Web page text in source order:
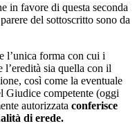
in favore di questa seconda
del sottoscritto sono da
l’unica forma con cui i
sia quella con il
così come la eventuale
Giudice competente (oggi
autorizzata conferisce
di erede.